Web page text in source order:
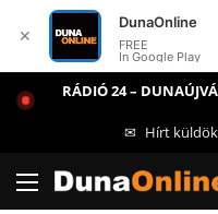
RÁDIÓ 24 –
✉ Hírt
Menü
✕
DunaOnline
FREE
In Google Play